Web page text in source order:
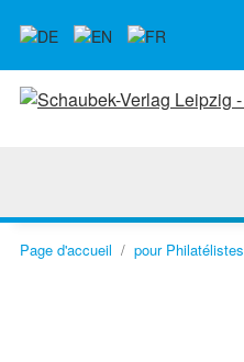
Page d'accueil pour Philatélistes